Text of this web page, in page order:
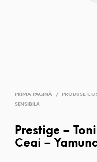
PRIMA PAGINĂ / PRODUSE
SENSIBILA
Prestige –
Ceai –